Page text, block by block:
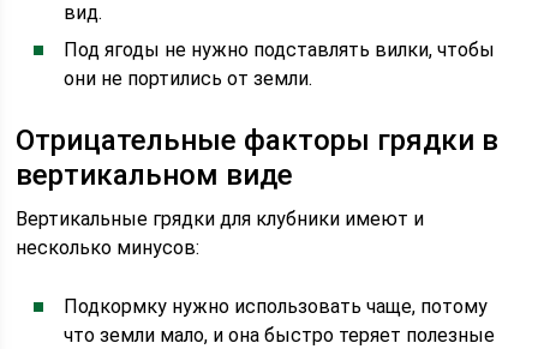
вид.
Под ягоды не нужно подставлять вилки, чтобы
они не портились от земли.
Отрицательные факторы грядки в
вертикальном виде
Вертикальные грядки для клубники имеют и
несколько минусов:
Подкормку нужно использовать чаще, потому
что земли мало, и она быстро теряет полезные